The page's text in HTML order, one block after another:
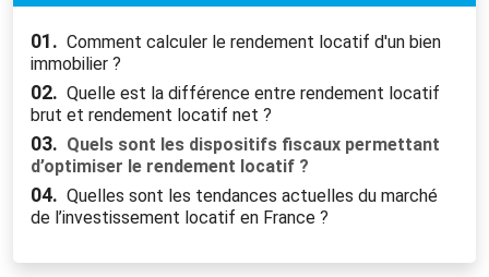
01. Comment calculer le rendement locatif d'un bien
immobilier ?
02. Quelle est la différence entre rendement locatif
brut et rendement locatif net ?
03. Quels sont les dispositifs fiscaux permettant
d’optimiser le rendement locatif ?
04. Quelles sont les tendances actuelles du marché
de l’investissement locatif en France ?